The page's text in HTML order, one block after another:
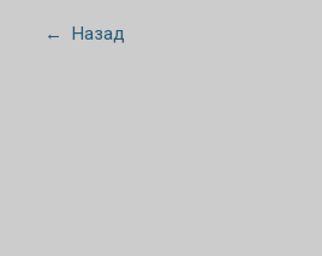
← Назад